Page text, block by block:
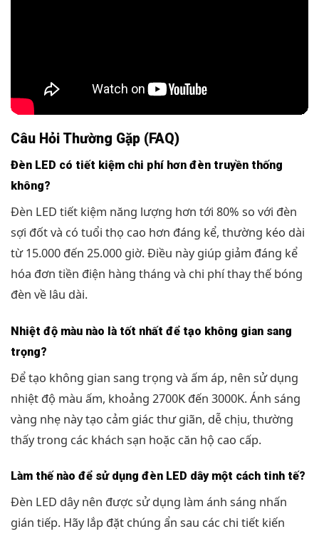
Câu Hỏi Thường Gặp (FAQ)
Đèn LED có tiết kiệm chi phí hơn đèn truyền thống
không?
Đèn LED tiết kiệm năng lượng hơn tới 80% so với đèn
sợi đốt và có tuổi thọ cao hơn đáng kể, thường kéo dài
từ 15.000 đến 25.000 giờ. Điều này giúp giảm đáng kể
hóa đơn tiền điện hàng tháng và chi phí thay thế bóng
đèn về lâu dài.
Nhiệt độ màu nào là tốt nhất để tạo không gian sang
trọng?
Để tạo không gian sang trọng và ấm áp, nên sử dụng
nhiệt độ màu ấm, khoảng 2700K đến 3000K. Ánh sáng
vàng nhẹ này tạo cảm giác thư giãn, dễ chịu, thường
thấy trong các khách sạn hoặc căn hộ cao cấp.
Làm thế nào để sử dụng đèn LED dây một cách tinh tế?
Đèn LED dây nên được sử dụng làm ánh sáng nhấn
gián tiếp. Hãy lắp đặt chúng ẩn sau các chi tiết kiến